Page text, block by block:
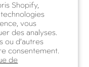
Shopify,
vous
des analyses.
ou d’autres
consentement.
de